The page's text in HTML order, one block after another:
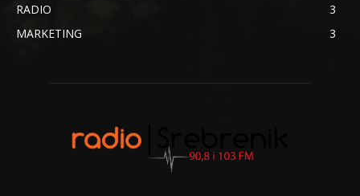
RADIO
3
MARKETING
3